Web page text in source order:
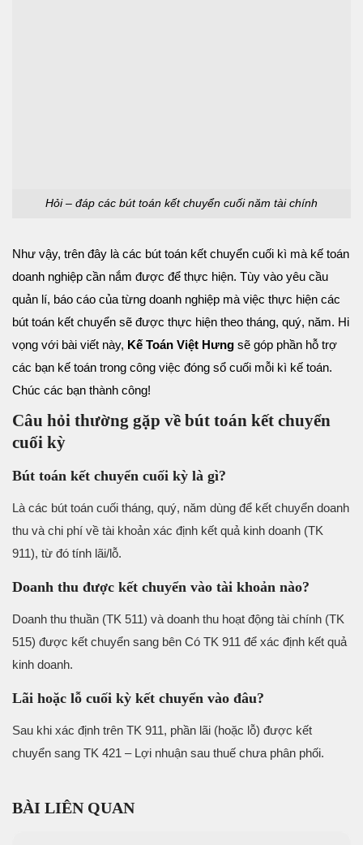
Hỏi – đáp các bút toán kết chuyển cuối năm tài chính
Như vậy, trên đây là các bút toán kết chuyển cuối kì mà kế toán
doanh nghiệp cần nắm được để thực hiện. Tùy vào yêu cầu
quản lí, báo cáo của từng doanh nghiệp mà việc thực hiện các
bút toán kết chuyển sẽ được thực hiện theo tháng, quý, năm. Hi
vọng với bài viết này, Kế Toán Việt Hưng sẽ góp phần hỗ trợ
các bạn kế toán trong công việc đóng sổ cuối mỗi kì kế toán.
Chúc các bạn thành công!
Câu hỏi thường gặp về bút toán kết chuyển
cuối kỳ
Bút toán kết chuyển cuối kỳ là gì?
Là các bút toán cuối tháng, quý, năm dùng để kết chuyển doanh
thu và chi phí về tài khoản xác định kết quả kinh doanh (TK
911), từ đó tính lãi/lỗ.
Doanh thu được kết chuyển vào tài khoản nào?
Doanh thu thuần (TK 511) và doanh thu hoạt động tài chính (TK
515) được kết chuyển sang bên Có TK 911 để xác định kết quả
kinh doanh.
Lãi hoặc lỗ cuối kỳ kết chuyển vào đâu?
Sau khi xác định trên TK 911, phần lãi (hoặc lỗ) được kết
chuyển sang TK 421 – Lợi nhuận sau thuế chưa phân phối.
BÀI LIÊN QUAN